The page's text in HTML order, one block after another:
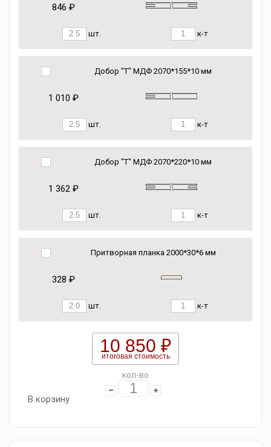
846 ₽
шт. к-т
Добор "Т" МДФ 2070*155*10 мм
1 010 ₽
шт. к-т
Добор "Т" МДФ 2070*220*10 мм
1 362 ₽
шт. к-т
Притворная планка 2000*30*6 мм
328 ₽
шт. к-т
10 850 ₽
итоговая стоимость
кол-во
В корзину